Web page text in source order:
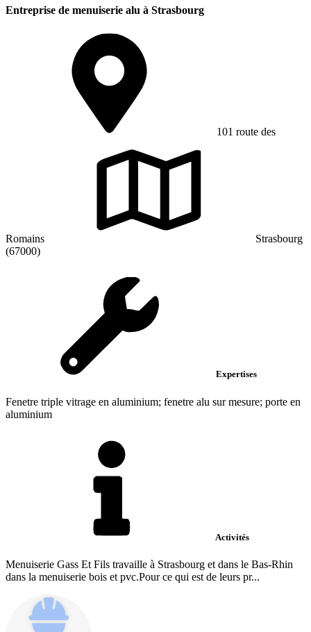
Entreprise de menuiserie alu à Strasbourg
101 route des
Romains
Strasbourg
(67000)
Expertises
Fenetre triple vitrage en aluminium; fenetre alu sur mesure; porte en
aluminium
Activités
Menuiserie Gass Et Fils travaille à Strasbourg et dans le Bas-Rhin
dans la menuiserie bois et pvc.Pour ce qui est de leurs pr...